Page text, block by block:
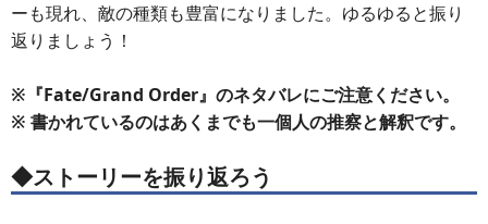
ーも現れ、敵の種類も豊富になりました。ゆるゆると振り
返りましょう！
※『Fate/Grand Order』のネタバレにご注意ください。
※ 書かれているのはあくまでも一個人の推察と解釈です。
◆ストーリーを振り返ろう